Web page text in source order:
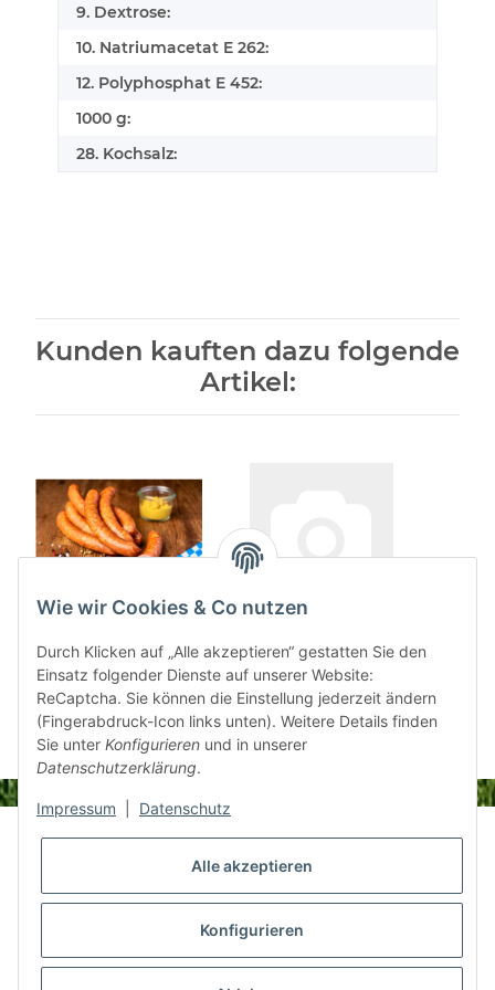
9. Dextrose:
10. Natriumacetat E 262:
12. Polyphosphat E 452:
1000 g:
28. Kochsalz:
Kunden kauften dazu folgende
Artikel:
520g
12,50 €*
19,32 €*
Informationen
Gesetzliche Informationen
Shop Informationen
Wie wir Cookies & Co nutzen
Durch Klicken auf „Alle akzeptieren“ gestatten Sie den
Einsatz folgender Dienste auf unserer Website:
ReCaptcha. Sie können die Einstellung jederzeit ändern
(Fingerabdruck-Icon links unten). Weitere Details finden
Sie unter Konfigurieren und in unserer
Datenschutzerklärung.
Impressum Datenschutz
Alle akzeptieren
Konfigurieren